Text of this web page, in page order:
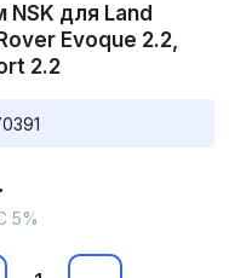
для Land
Evoque 2.2,
2.2
5%